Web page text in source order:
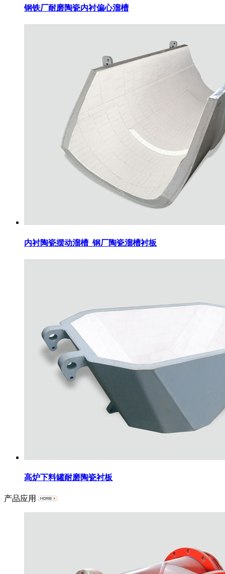
钢铁厂耐磨陶瓷内衬偏心溜槽
内衬陶瓷摆动溜槽_钢厂陶瓷溜槽衬板
高炉下料罐耐磨陶瓷衬板
产品应用